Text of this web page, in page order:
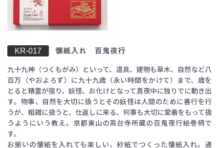
KR-017 懐紙入れ 百鬼夜行
九十九神（つくもがみ）といって、道具、建物も草木、自然など八
百万（やおよろず）に九十九歳（永い時間をかけて）まで、歳を
とると精霊が宿り、妖怪、お化けとなって真夜中に独りでに動き出
す。物事、自然を大切に扱うとその妖怪は人間のために善行を行
うが、粗雑に扱うと、仕返しに来る、何事も大切に愛着をもって扱
うようにいう教え。京都東山の高台寺所蔵の百鬼夜行絵巻柄で
す。
お揃いの懐紙を入れても楽しい、紗紙でつくった懐紙入れ。通